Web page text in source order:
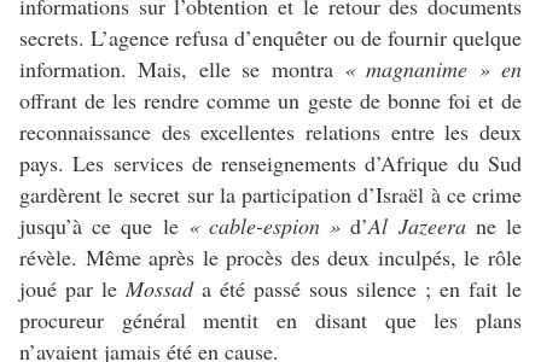
informations sur l’obtention et le retour des documents
secrets. L’agence refusa d’enquêter ou de fournir quelque
information. Mais, elle se montra « magnanime » en
offrant de les rendre comme un geste de bonne foi et de
reconnaissance des excellentes relations entre les deux
pays. Les services de renseignements d’Afrique du Sud
gardèrent le secret sur la participation d’Israël à ce crime
jusqu’à ce que le « cable-espion » d’Al Jazeerane le
révèle. Même après le procès des deux inculpés, le rôle
joué par le Mossad a été passé sous silence ; en fait le
procureur général mentit en disant que les plans
n’avaient jamais été en cause.